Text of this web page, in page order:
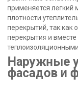
применяется легкий
плотности
перекрытий, так как
перекрытия и
Наружные
фасадов и